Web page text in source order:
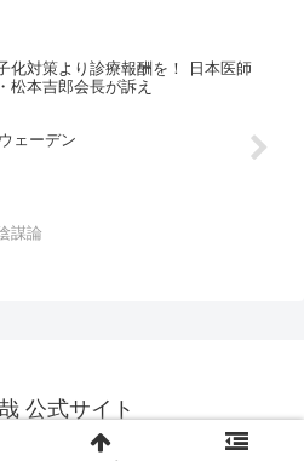
化対策より診療報酬を！ 日本医師
松本吉郎会長が訴え
ェーデン
謀論
公式サイト
哉 公式サイト All Rights Reserved.